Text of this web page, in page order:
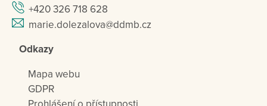
+420 326 718 628
marie.dolezalova@ddmb.cz
Odkazy
Mapa webu
GDPR